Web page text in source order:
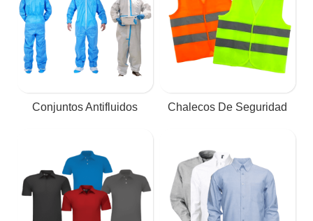
Conjuntos Antifluidos Chalecos De Seguridad